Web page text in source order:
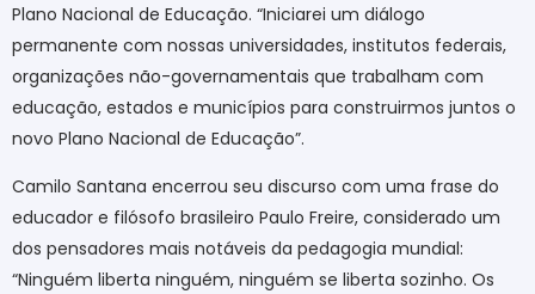
Plano Nacional de Educação. “Iniciarei um diálogo
permanente com nossas universidades, institutos federais,
organizações não-governamentais que trabalham com
educação, estados e municípios para construirmos juntos o
novo Plano Nacional de Educação”.
Camilo Santana encerrou seu discurso com uma frase do
educador e filósofo brasileiro Paulo Freire, considerado um
dos pensadores mais notáveis da pedagogia mundial:
“Ninguém liberta ninguém, ninguém se liberta sozinho. Os